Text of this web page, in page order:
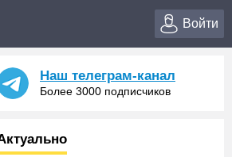
Войти
Наш телеграм-канал
Более 3000 подписчиков